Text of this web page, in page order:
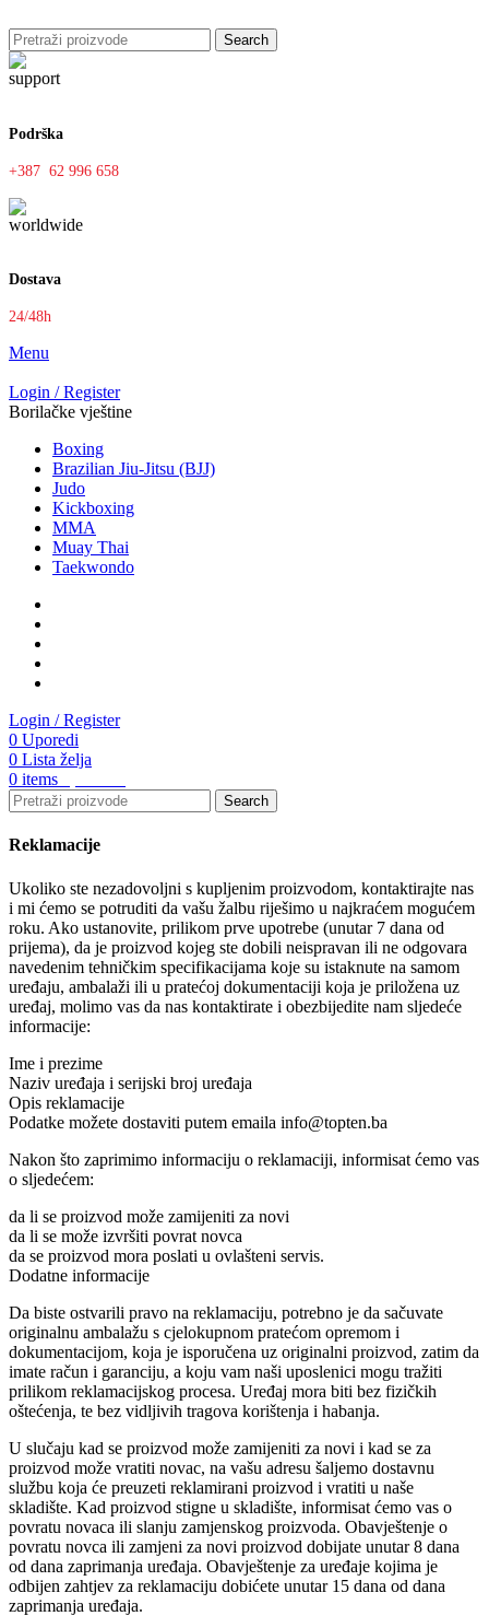
Search
Podrška
+387 62 996 658
Dostava
24/48h
Menu
Login / Register
Borilačke vještine
Boxing
Brazilian Jiu-Jitsu (BJJ)
Judo
Kickboxing
MMA
Muay Thai
Taekwondo
Login / Register
0 Uporedi
0 Lista želja
0 items
Search
Reklamacije
Ukoliko ste nezadovoljni s kupljenim proizvodom, kontaktirajte nas
i mi ćemo se potruditi da vašu žalbu riješimo u najkraćem mogućem
roku. Ako ustanovite, prilikom prve upotrebe (unutar 7 dana od
prijema), da je proizvod kojeg ste dobili neispravan ili ne odgovara
navedenim tehničkim specifikacijama koje su istaknute na samom
uređaju, ambalaži ili u pratećoj dokumentaciji koja je priložena uz
uređaj, molimo vas da nas kontaktirate i obezbijedite nam sljedeće
informacije:
Ime i prezime
Naziv uređaja i serijski broj uređaja
Opis reklamacije
Podatke možete dostaviti putem emaila info@topten.ba
Nakon što zaprimimo informaciju o reklamaciji, informisat ćemo vas
o sljedećem:
da li se proizvod može zamijeniti za novi
da li se može izvršiti povrat novca
da se proizvod mora poslati u ovlašteni servis.
Dodatne informacije
Da biste ostvarili pravo na reklamaciju, potrebno je da sačuvate
originalnu ambalažu s cjelokupnom pratećom opremom i
dokumentacijom, koja je isporučena uz originalni proizvod, zatim da
imate račun i garanciju, a koju vam naši uposlenici mogu tražiti
prilikom reklamacijskog procesa. Uređaj mora biti bez fizičkih
oštećenja, te bez vidljivih tragova korištenja i habanja.
U slučaju kad se proizvod može zamijeniti za novi i kad se za
proizvod može vratiti novac, na vašu adresu šaljemo dostavnu
službu koja će preuzeti reklamirani proizvod i vratiti u naše
skladište. Kad proizvod stigne u skladište, informisat ćemo vas o
povratu novaca ili slanju zamjenskog proizvoda. Obavještenje o
povratu novca ili zamjeni za novi proizvod dobijate unutar 8 dana
od dana zaprimanja uređaja. Obavještenje za uređaje kojima je
odbijen zahtjev za reklamaciju dobićete unutar 15 dana od dana
zaprimanja uređaja.